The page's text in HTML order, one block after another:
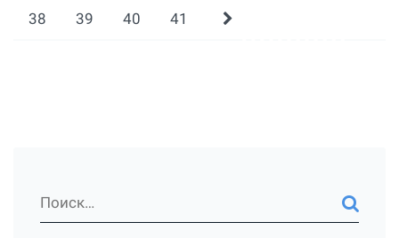
38 39 40 41